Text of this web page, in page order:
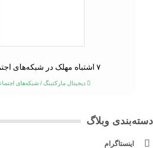
دیجیتال مارکتینگ/شبکه‌های اجتماعی
وبلاگ
اینستاگرام